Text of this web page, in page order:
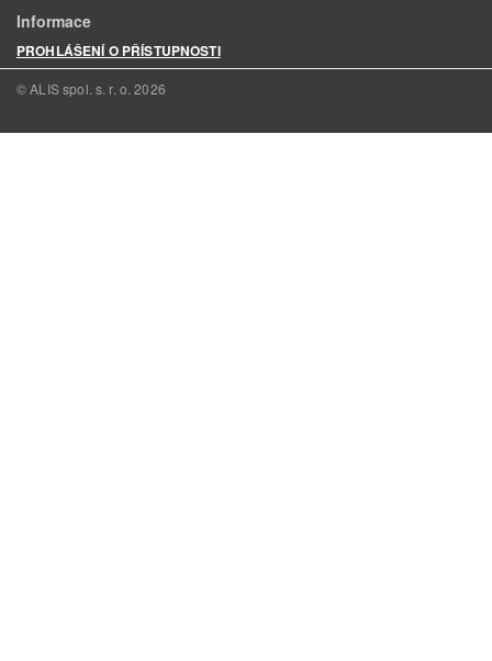
Informace
PROHLÁŠENÍ O PŘÍSTUPNOSTI
© ALIS spol. s. r. o.2026